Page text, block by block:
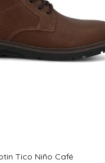
Tico Niño Café